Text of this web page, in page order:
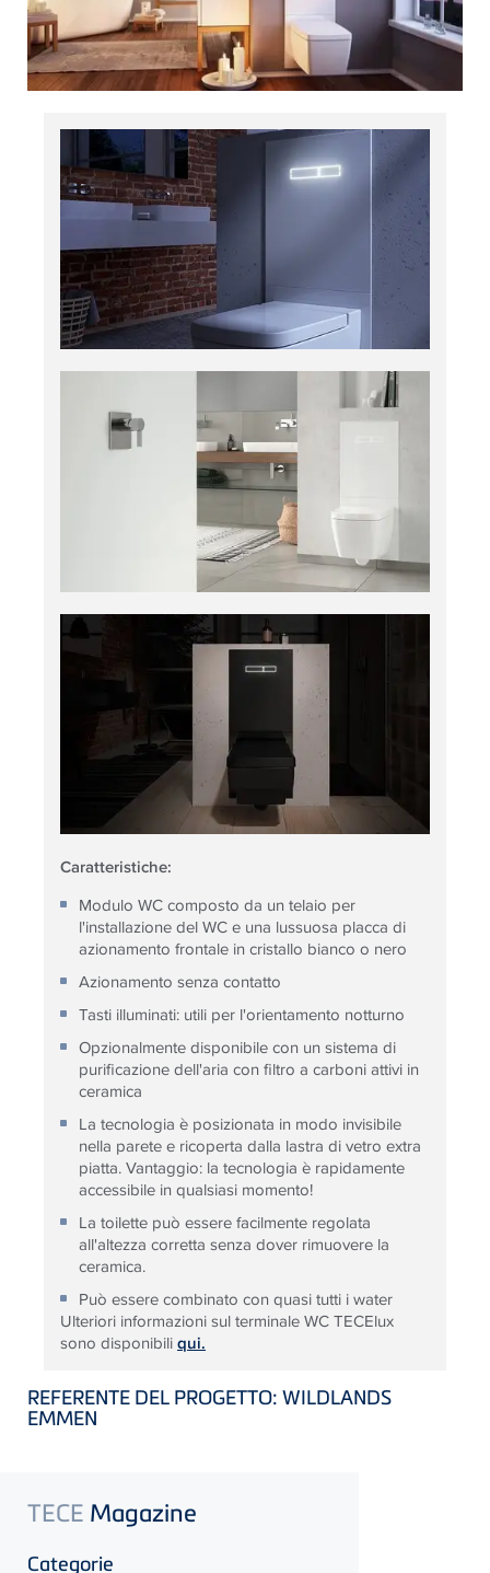
Caratteristiche:
Modulo WC composto da un telaio per
l'installazione del WC e una lussuosa placca di
azionamento frontale in cristallo bianco o nero
Azionamento senza contatto
Tasti illuminati: utili per l'orientamento notturno
Opzionalmente disponibile con un sistema di
purificazione dell'aria con filtro a carboni attivi in ​​
ceramica
La tecnologia è posizionata in modo invisibile
nella parete e ricoperta dalla lastra di vetro extra
piatta. Vantaggio: la tecnologia è rapidamente
accessibile in qualsiasi momento!
La toilette può essere facilmente regolata
all'altezza corretta senza dover rimuovere la
ceramica.
Può essere combinato con quasi tutti i water
Ulteriori informazioni sul terminale WC TECElux
sono disponibiliqui.
REFERENTE DEL PROGETTO: WILDLANDS
EMMEN
TECE Magazine
Categorie